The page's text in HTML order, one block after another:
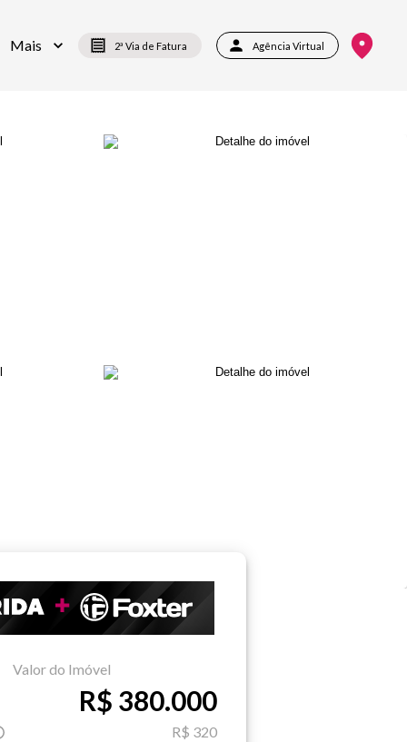
Mais 2ª Via de Fatura Agência Virtual
Valor do Imóvel
R$ 380.000
R$ 320